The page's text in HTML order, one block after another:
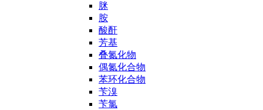
脒
胺
酸酐
芳基
叠氮化物
偶氮化合物
苯环化合物
苄溴
苄氯